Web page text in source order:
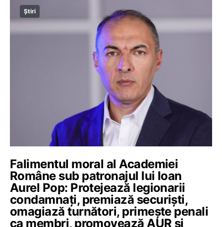
Știri
Falimentul moral al Academiei
Române sub patronajul lui Ioan
Aurel Pop: Protejează legionarii
condamnați, premiază securiști,
omagiază turnători, primește penali
ca membri, promovează AUR și